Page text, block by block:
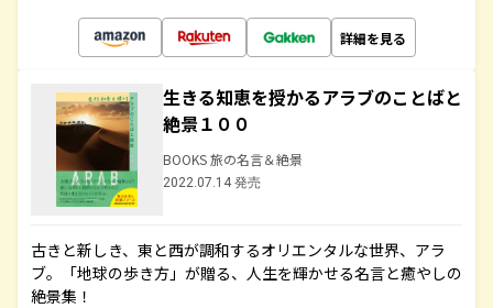
詳細を見る
生きる知恵を授かるアラブのことばと
絶景１００
BOOKS 旅の名言＆絶景
2022.07.14 発売
古きと新しき、東と西が調和するオリエンタルな世界、アラ
ブ。「地球の歩き方」が贈る、人生を輝かせる名言と癒やしの
絶景集！